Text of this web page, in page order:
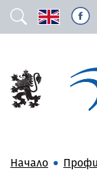
Начало